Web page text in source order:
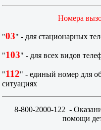
Номера
"03" - для стационарных
"103" - для всех видов
"112" - единый номер для
ситуациях
8-800-2000-122 -
помощи